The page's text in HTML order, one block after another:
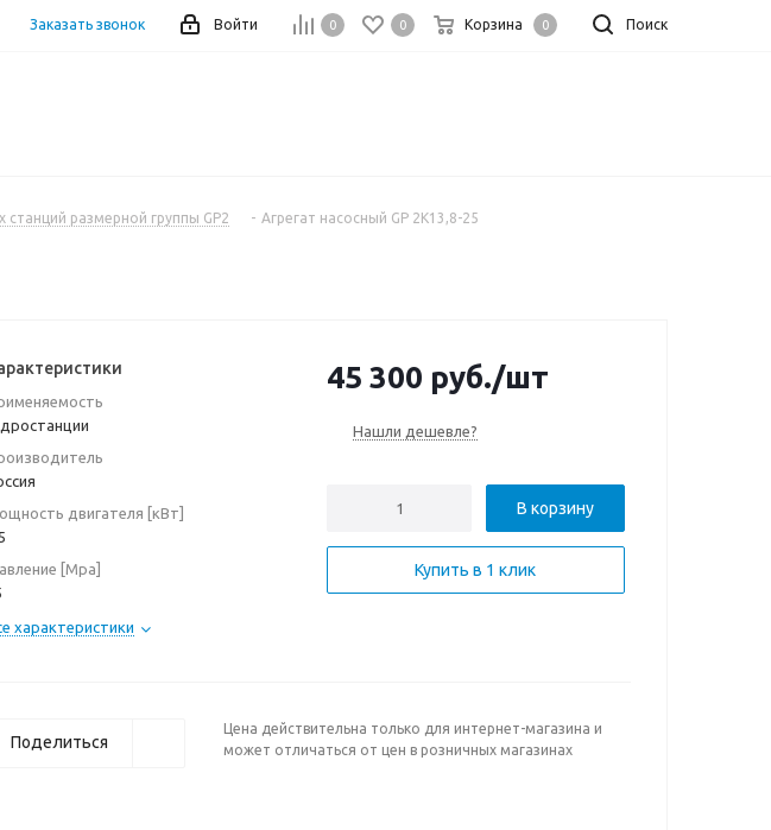
Поиск
0 0 Корзина 0
Войти
Заказать звонок
станций размерной группы GP2 - Агрегат насосный GP 2K13,8-25
двигателя [кВт]
[Мpа]
характеристики
45 300 руб./шт
Нашли дешевле?
В корзину
Купить в 1 клик
Поделиться
Цена действительна только для интернет-магазина и
может отличаться от цен в розничных магазинах